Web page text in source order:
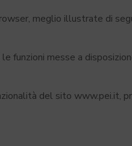
meglio illustrate di
funzioni messe a
del sito www.pei.it,